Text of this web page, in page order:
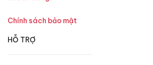
Chính sách bảo mật
HỖ TRỢ